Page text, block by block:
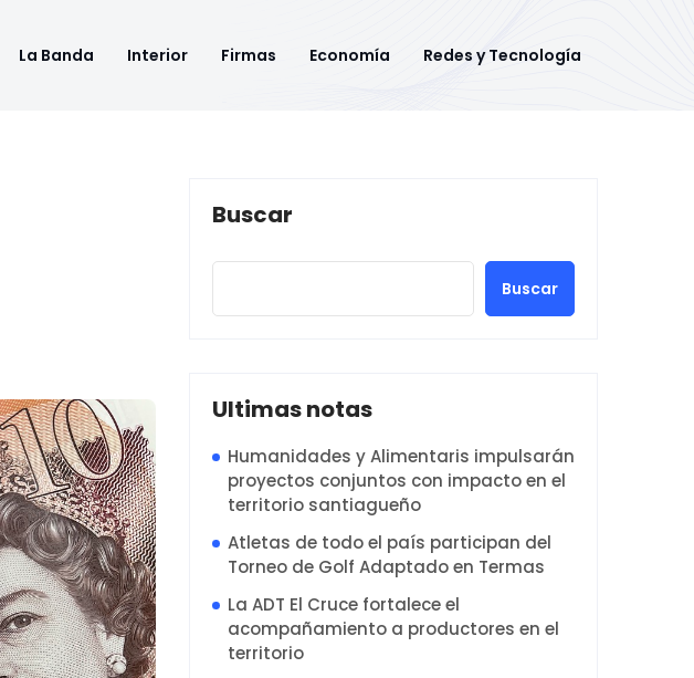
La Banda Interior Firmas Economía Redes y Tecnología
Buscar
Buscar
Ultimas notas
Humanidades y Alimentaris impulsarán
proyectos conjuntos con impacto en el
territorio santiagueño
Atletas de todo el país participan del
Torneo de Golf Adaptado en Termas
La ADT El Cruce fortalece el
acompañamiento a productores en el
territorio